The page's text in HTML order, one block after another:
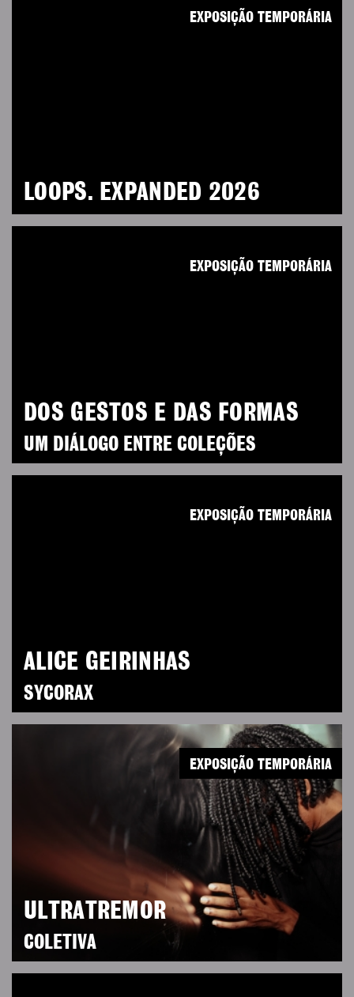
LOOPS. EXPANDED 2026
EXPOSIÇÃO TEMPORÁRIA
DOS GESTOS E DAS FORMAS
UM DIÁLOGO ENTRE COLEÇÕES
EXPOSIÇÃO TEMPORÁRIA
ALICE GEIRINHAS
SYCORAX
EXPOSIÇÃO TEMPORÁRIA
ULTRATREMOR
COLETIVA
EXPOSIÇÃO TEMPORÁRIA